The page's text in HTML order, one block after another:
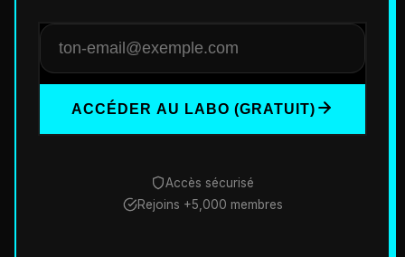
ACCÉDER AU LABO (GRATUIT)
Accès sécurisé
Rejoins +5,000 membres